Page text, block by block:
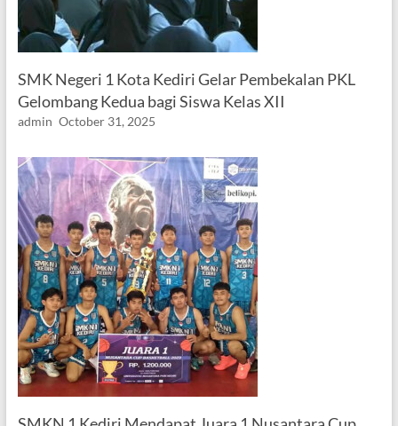
SMK Negeri 1 Kota Kediri Gelar Pembekalan PKL
Gelombang Kedua bagi Siswa Kelas XII
admin October 31, 2025